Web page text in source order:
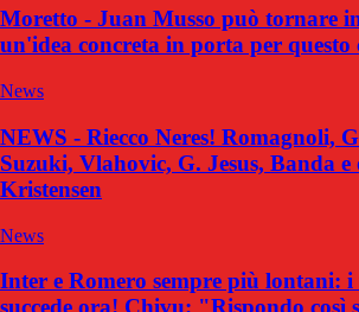
Moretto - Juan Musso può tornare
un'idea concreta in porta per questo
News
NEWS - Riecco Neres! Romagnoli,
Suzuki, Vlahovic, G. Jesus, Banda
Kristensen
News
Inter e Romero sempre più lontani: i
succede ora! Chivu: "Rispondo così